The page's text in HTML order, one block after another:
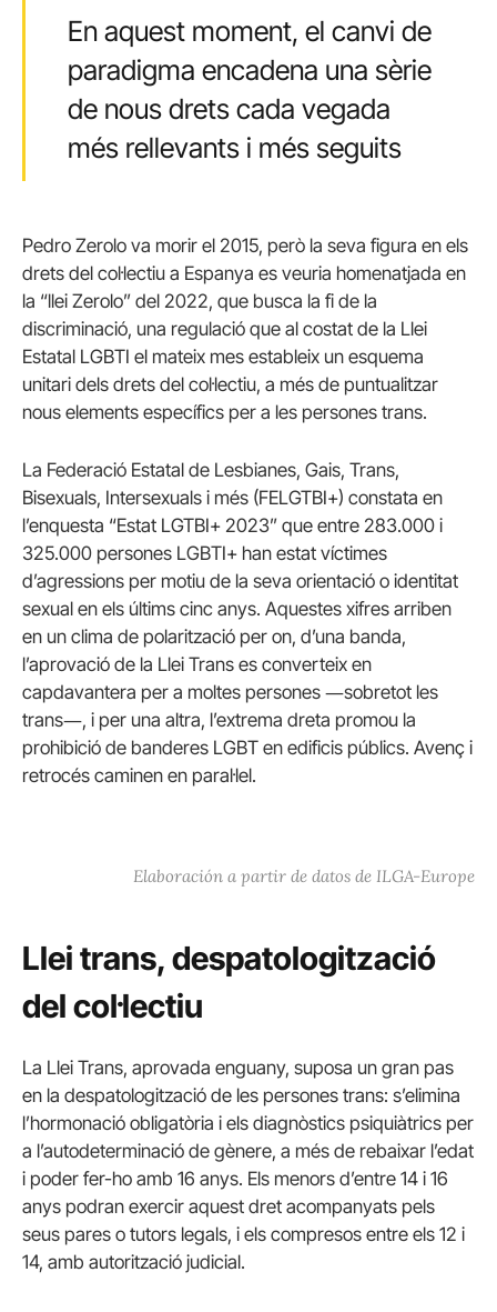
En aquest moment, el canvi de
paradigma encadena una sèrie
de nous drets cada vegada
més rellevants i més seguits
Pedro Zerolo va morir el 2015, però la seva figura en els
drets del col·lectiu a Espanya es veuria homenatjada en
la “llei Zerolo” del 2022, que busca la fi de la
discriminació, una regulació que al costat de la Llei
Estatal LGBTI el mateix mes estableix un esquema
unitari dels drets del col·lectiu, a més de puntualitzar
nous elements específics per a les persones trans.
La Federació Estatal de Lesbianes, Gais, Trans,
Bisexuals, Intersexuals i més (FELGTBI+) constata en
l’enquesta “Estat LGTBI+ 2023” que entre 283.000 i
325.000 persones LGBTI+ han estat víctimes
d’agressions per motiu de la seva orientació o identitat
sexual en els últims cinc anys. Aquestes xifres arriben
en un clima de polarització per on, d’una banda,
l’aprovació de la Llei Trans es converteix en
capdavantera per a moltes persones ―sobretot les
trans―, i per una altra, l’extrema dreta promou la
prohibició de banderes LGBT en edificis públics. Avenç i
retrocés caminen en paral·lel.
Elaboración a partir de datos de ILGA-Europe
Llei trans, despatologització
del col·lectiu
La Llei Trans, aprovada enguany, suposa un gran pas
en la despatologització de les persones trans: s’elimina
l’hormonació obligatòria i els diagnòstics psiquiàtrics per
a l’autodeterminació de gènere, a més de rebaixar l’edat
i poder fer-ho amb 16 anys. Els menors d’entre 14 i 16
anys podran exercir aquest dret acompanyats pels
seus pares o tutors legals, i els compresos entre els 12 i
14, amb autorització judicial.